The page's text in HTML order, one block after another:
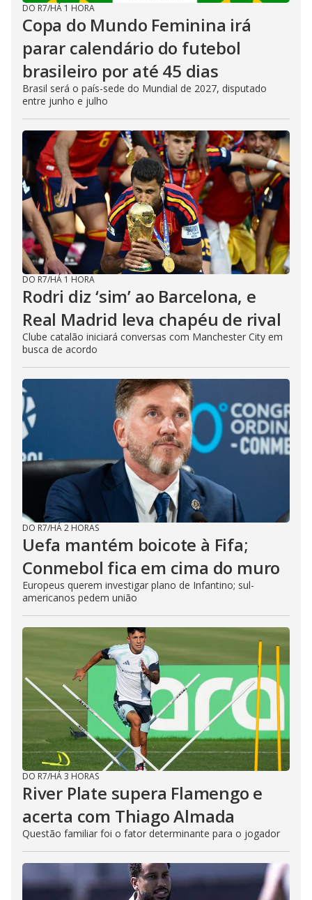
DO R7/HÁ 1 HORA
Copa do Mundo Feminina irá
parar calendário do futebol
brasileiro por até 45 dias
Brasil será o país-sede do Mundial de 2027, disputado
entre junho e julho
DO R7/HÁ 1 HORA
Rodri diz ‘sim’ ao Barcelona, e
Real Madrid leva chapéu de rival
Clube catalão iniciará conversas com Manchester City em
busca de acordo
DO R7/HÁ 2 HORAS
Uefa mantém boicote à Fifa;
Conmebol fica em cima do muro
Europeus querem investigar plano de Infantino; sul-
americanos pedem união
DO R7/HÁ 3 HORAS
River Plate supera Flamengo e
acerta com Thiago Almada
Questão familiar foi o fator determinante para o jogador